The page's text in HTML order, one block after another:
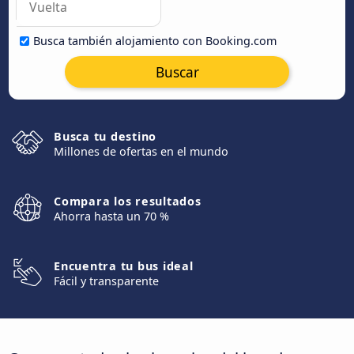
Busca también alojamiento con Booking.com
Buscar
Busca tu destino
Millones de ofertas en el mundo
Compara los resultados
Ahorra hasta un 70 %
Encuentra tu bus ideal
Fácil y transparente